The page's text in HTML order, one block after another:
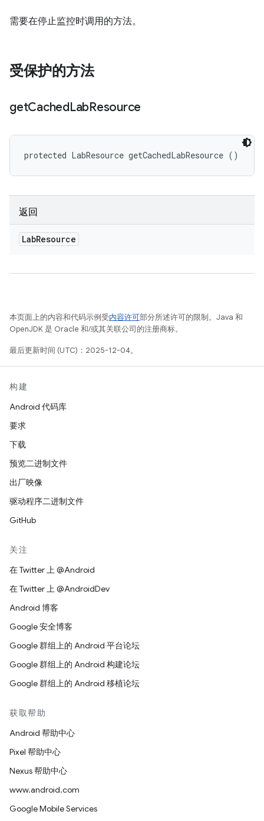
需要在停止监控时调用的方法。
受保护的方法
getCachedLabResource
protected LabResource getCachedLabResource ()
返回
LabResource
本页面上的内容和代码示例受内容许可部分所述许可的限制。Java 和
OpenJDK 是 Oracle 和/或其关联公司的注册商标。
最后更新时间 (UTC)：2025-12-04。
构建
Android 代码库
要求
下载
预览二进制文件
出厂映像
驱动程序二进制文件
GitHub
关注
在 Twitter 上 @Android
在 Twitter 上 @AndroidDev
Android 博客
Google 安全博客
Google 群组上的 Android 平台论坛
Google 群组上的 Android 构建论坛
Google 群组上的 Android 移植论坛
获取帮助
Android 帮助中心
Pixel 帮助中心
Nexus 帮助中心
www.android.com
Google Mobile Services